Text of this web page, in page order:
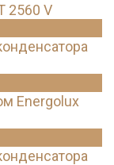
2560 V
Energolux